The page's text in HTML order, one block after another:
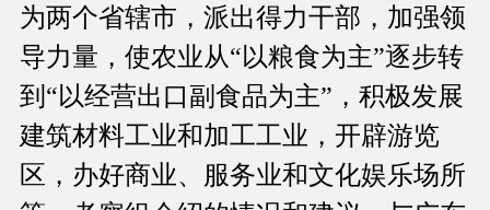
为两个省辖市，派出得力干部，加强领
导力量，使农业从“以粮食为主”逐步转
到“以经营出口副食品为主”，积极发展
建筑材料工业和加工工业，开辟游览
区，办好商业、服务业和文化娱乐场所